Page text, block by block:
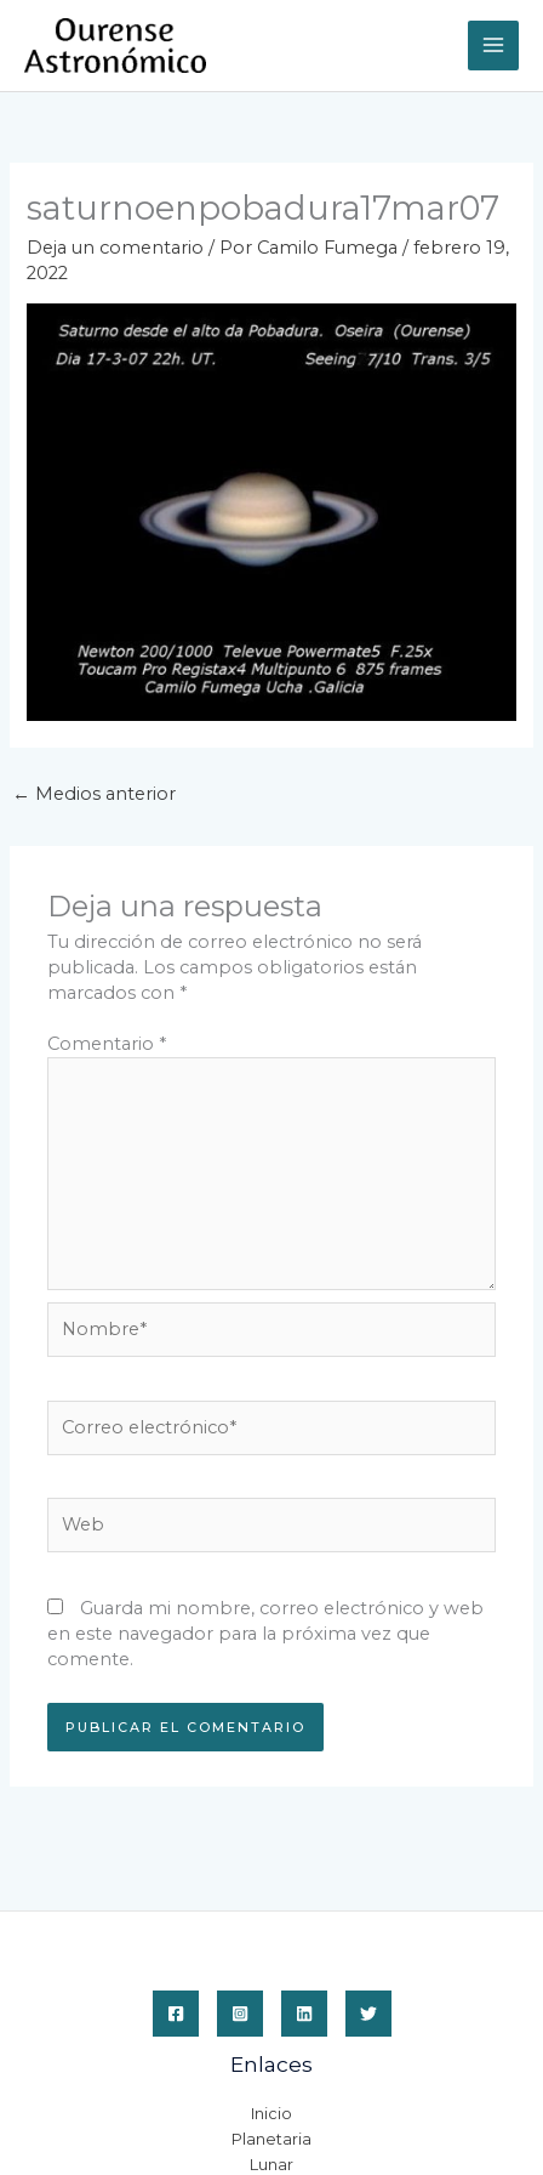
contenido
saturnoenpobadura17mar07
Deja un comentario / Por Camilo Fumega/febrero 19,
2022
← Medios anterior
Deja una respuesta
Tu dirección de correo electrónico no será
publicada. Los campos obligatorios están
marcados con *
Comentario *
electrónico*
Guarda mi nombre, correo electrónico y web
en este navegador para la próxima vez que
comente.
Enlaces
Inicio
Planetaria
Lunar